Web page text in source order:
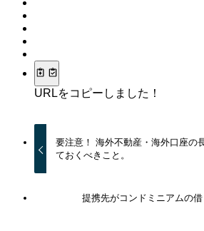
URLをコピーしました！
要注意！ 海外不動産・海外口座の
ておくべきこと。
提携先がコンドミニアムの